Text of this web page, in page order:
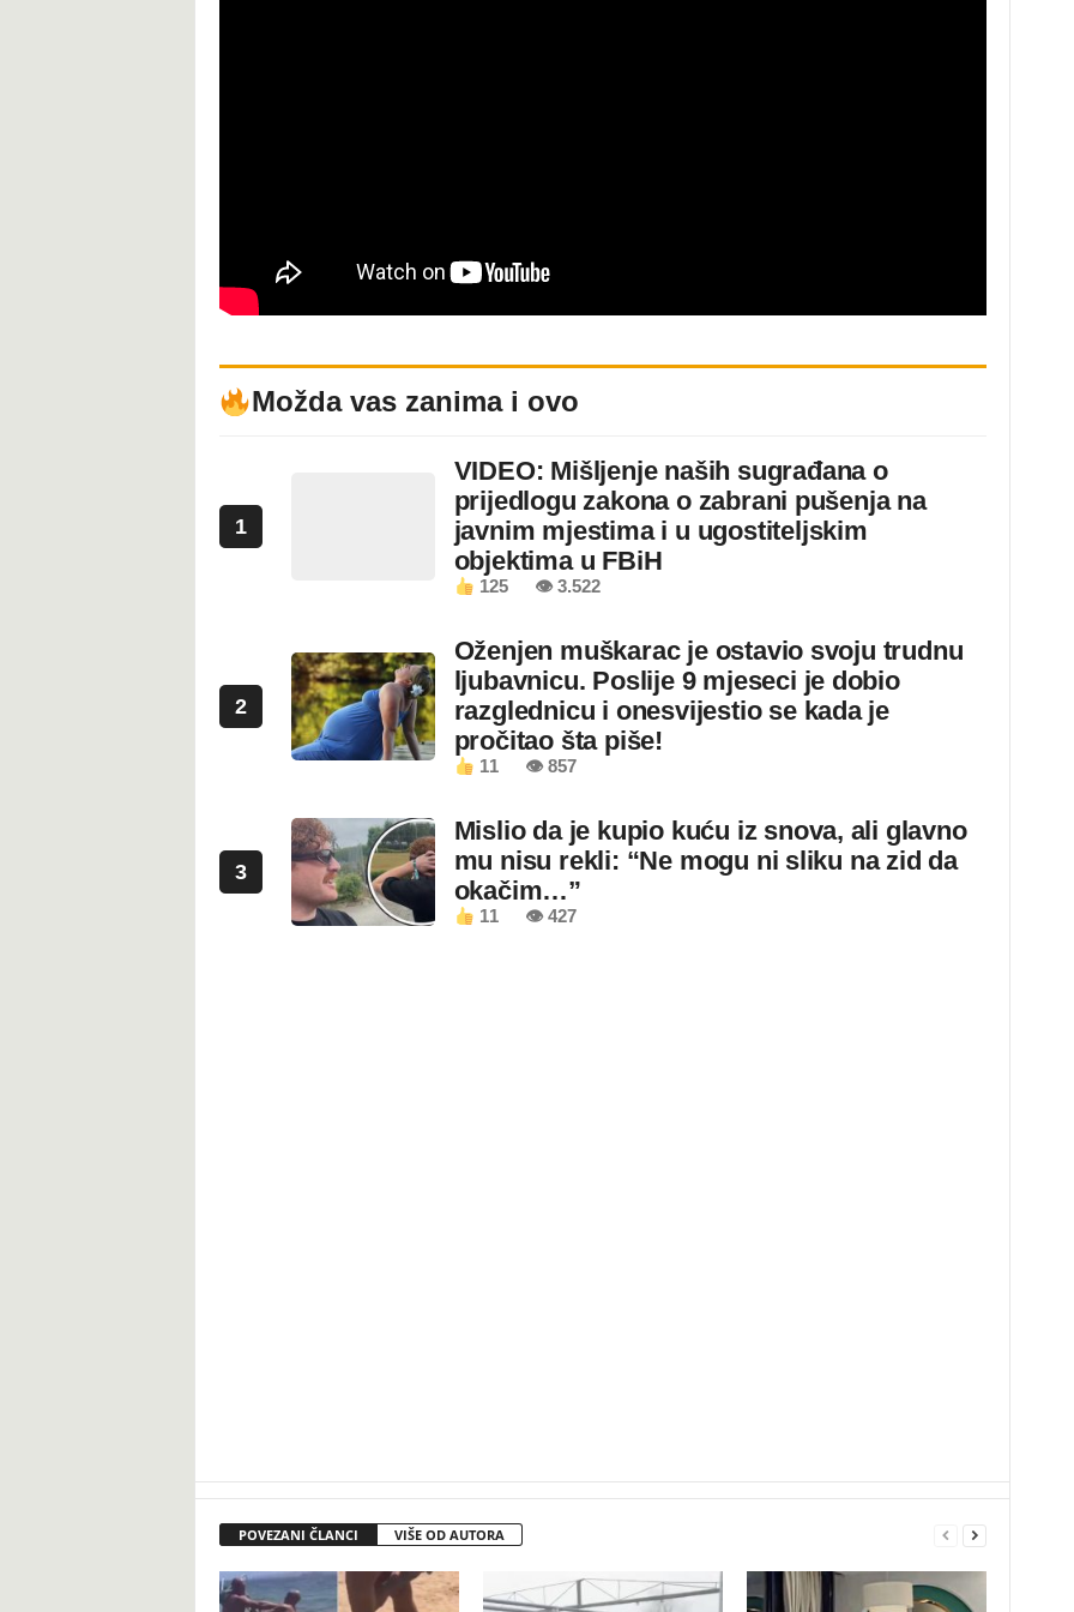
Možda vas zanima i ovo
1
VIDEO: Mišljenje naših sugrađana o
prijedlogu zakona o zabrani pušenja na
javnim mjestima i u ugostiteljskim
objektima u FBiH
125 👁 3.522
2
Oženjen muškarac je ostavio svoju trudnu
ljubavnicu. Poslije 9 mjeseci je dobio
razglednicu i onesvijestio se kada je
pročitao šta piše!
11 👁 857
3
Mislio da je kupio kuću iz snova, ali glavno
mu nisu rekli: “Ne mogu ni sliku na zid da
okačim…”
11 👁 427
POVEZANI ČLANCI VIŠE OD AUTORA